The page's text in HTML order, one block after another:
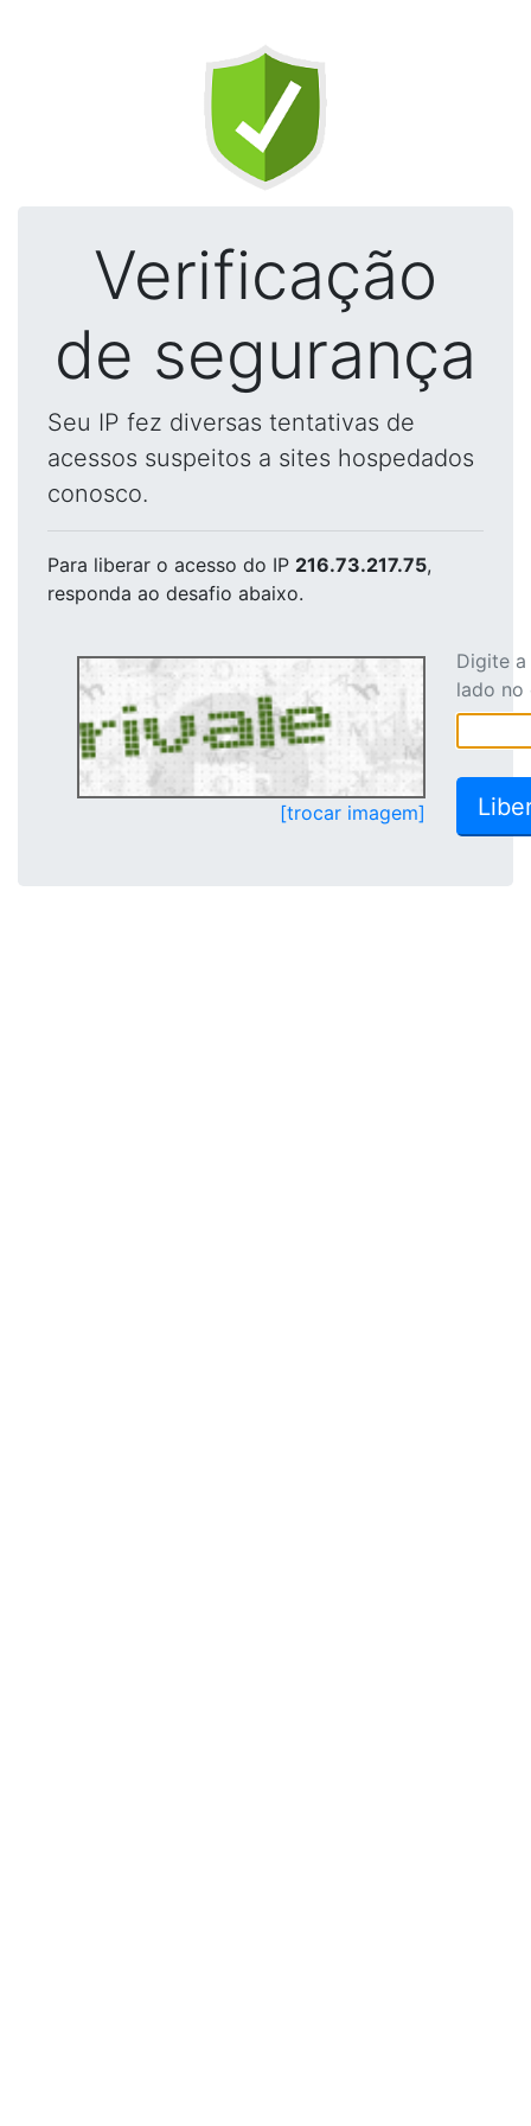
Verificação
de segurança
Seu IP fez diversas tentativas de
acessos suspeitos a sites hospedados
conosco.
Para liberar o acesso do IP 216.73.217.75,
responda ao desafio abaixo.
[trocar imagem]
Digite
lado no